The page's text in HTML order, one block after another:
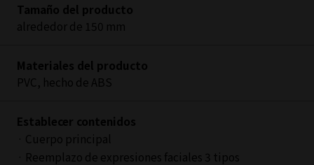
Tamaño del producto
alrededor de 150 mm
Materiales del producto
PVC, hecho de ABS
Establecer contenidos
· Cuerpo principal
· Reemplazo de expresiones faciales 3 tipos